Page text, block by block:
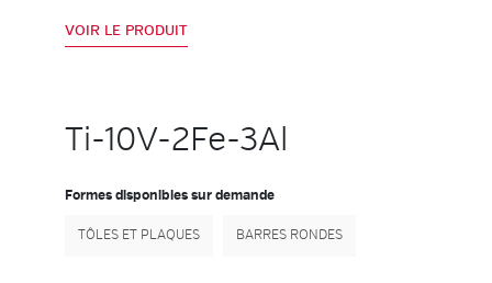
VOIR LE PRODUIT
Ti-10V-2Fe-3Al
Formes disponibles sur demande
TÔLES ET PLAQUES BARRES RONDES